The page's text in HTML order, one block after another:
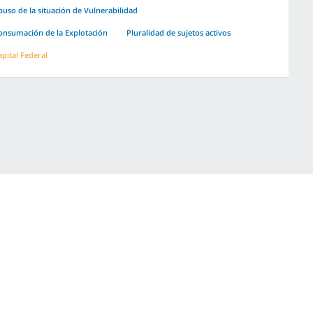
de la situación de Vulnerabilidad
de la Explotación Pluralidad de sujetos activos
Federal